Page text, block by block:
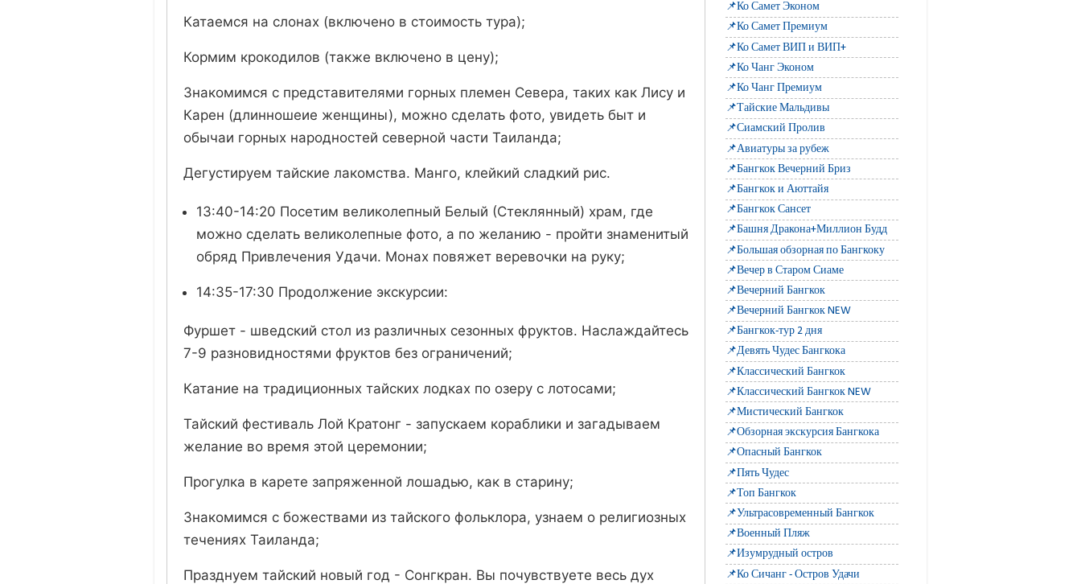
Катаемся на слонах (включено в стоимость тура);
Кормим крокодилов (также включено в цену);
Знакомимся с представителями горных племен Севера, таких как Лису и
Карен (длинношеие женщины), можно сделать фото, увидеть быт и
обычаи горных народностей северной части Таиланда;
Дегустируем тайские лакомства. Манго, клейкий сладкий рис.
13:40-14:20 Посетим великолепный Белый (Стеклянный) храм, где
можно сделать великолепные фото, а по желанию - пройти знаменитый
обряд Привлечения Удачи. Монах повяжет веревочки на руку;
14:35-17:30 Продолжение экскурсии:
Фуршет - шведский стол из различных сезонных фруктов. Наслаждайтесь
7-9 разновидностями фруктов без ограничений;
Катание на традиционных тайских лодках по озеру с лотосами;
Тайский фестиваль Лой Кратонг - запускаем кораблики и загадываем
желание во время этой церемонии;
Прогулка в карете запряженной лошадью, как в старину;
Знакомимся с божествами из тайского фольклора, узнаем о религиозных
течениях Таиланда;
Празднуем тайский новый год - Сонгкран. Вы почувствуете весь дух
📌Ко Самет Эконом
📌Ко Самет Премиум
📌Ко Самет ВИП и ВИП+
📌Ко Чанг Эконом
📌Ко Чанг Премиум
📌Тайские Мальдивы
📌Сиамский Пролив
📌Авиатуры за рубеж
📌Бангкок Вечерний Бриз
📌Бангкок и Аюттайя
📌Бангкок Сансет
📌Башня Дракона+Миллион Будд
📌Большая обзорная по Бангкоку
📌Вечер в Старом Сиаме
📌Вечерний Бангкок
📌Вечерний Бангкок NEW
📌Бангкок-тур 2 дня
📌Девять Чудес Бангкока
📌Классический Бангкок
📌Классический Бангкок NEW
📌Мистический Бангкок
📌Обзорная экскурсия Бангкока
📌Опасный Бангкок
📌Пять Чудес
📌Топ Бангкок
📌Ультрасовременный Бангкок
📌Военный Пляж
📌Изумрудный остров
📌Ко Сичанг - Остров Удачи